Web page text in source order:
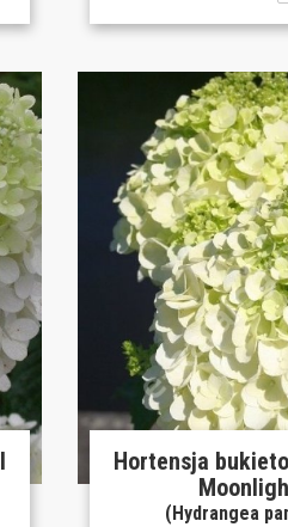
Hortensja
(Hydrangea